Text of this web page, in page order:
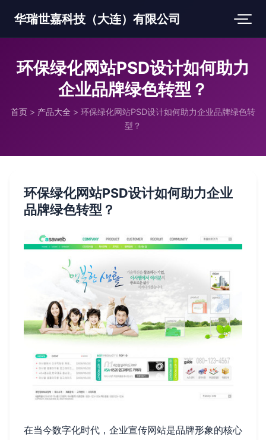
华瑞世嘉科技（大连）有限公司
环保绿化网站PSD设计如何助力
企业品牌绿色转型？
首页 > 产品大全 > 环保绿化网站PSD设计如何助力企业品牌绿色转
型？
环保绿化网站PSD设计如何助力企业
品牌绿色转型？
在当今数字化时代，企业宣传网站是品牌形象的核心